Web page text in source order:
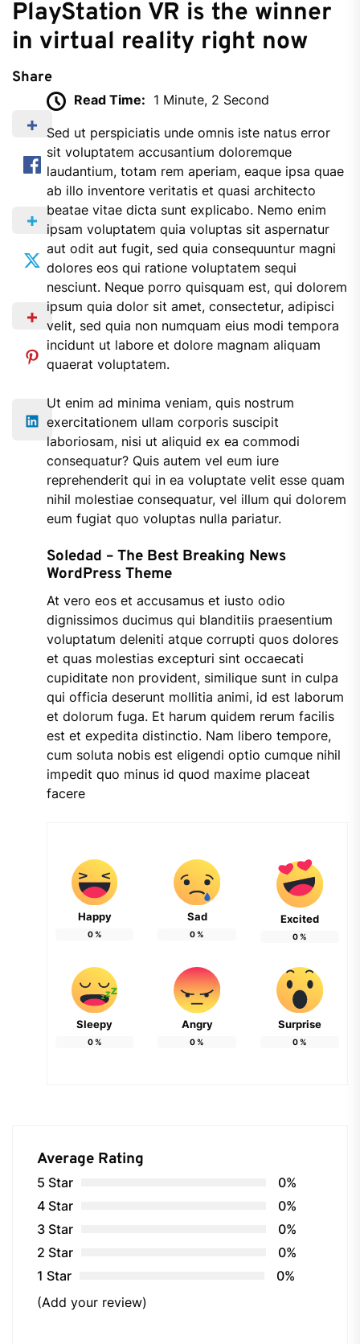
PlayStation VR is the winner
in virtual reality right now
Share
Read Time: 1 Minute, 2 Second
Sed ut perspiciatis unde omnis iste natus error
sit voluptatem accusantium doloremque
laudantium, totam rem aperiam, eaque ipsa quae
ab illo inventore veritatis et quasi architecto
beatae vitae dicta sunt explicabo. Nemo enim
ipsam voluptatem quia voluptas sit aspernatur
aut odit aut fugit, sed quia consequuntur magni
dolores eos qui ratione voluptatem sequi
nesciunt. Neque porro quisquam est, qui dolorem
ipsum quia dolor sit amet, consectetur, adipisci
velit, sed quia non numquam eius modi tempora
incidunt ut labore et dolore magnam aliquam
quaerat voluptatem.
Ut enim ad minima veniam, quis nostrum
exercitationem ullam corporis suscipit
laboriosam, nisi ut aliquid ex ea commodi
consequatur? Quis autem vel eum iure
reprehenderit qui in ea voluptate velit esse quam
nihil molestiae consequatur, vel illum qui dolorem
eum fugiat quo voluptas nulla pariatur.
Soledad – The Best Breaking News
WordPress Theme
At vero eos et accusamus et iusto odio
dignissimos ducimus qui blanditiis praesentium
voluptatum deleniti atque corrupti quos dolores
et quas molestias excepturi sint occaecati
cupiditate non provident, similique sunt in culpa
qui officia deserunt mollitia animi, id est laborum
et dolorum fuga. Et harum quidem rerum facilis
est et expedita distinctio. Nam libero tempore,
cum soluta nobis est eligendi optio cumque nihil
impedit quo minus id quod maxime placeat
facere
Happy
0%
Sad
0%
Excited
0%
Sleepy
0%
Angry
0%
Surprise
0%
Average Rating
5 Star
0%
4 Star
0%
3 Star
0%
2 Star
0%
1 Star
0%
(Add your review)